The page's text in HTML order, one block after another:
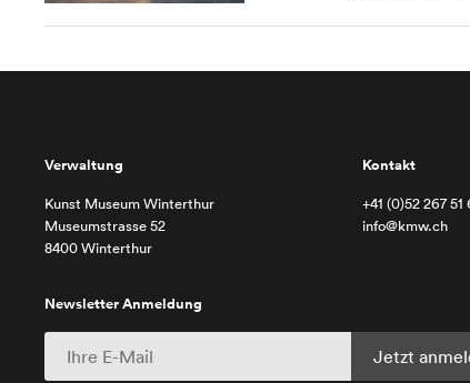
Verwaltung
Kunst Museum Winterthur
Museumstrasse 52
8400 Winterthur
Kontakt
+41 (0)52 267 51
info@kmw.ch
Newsletter Anmeldung